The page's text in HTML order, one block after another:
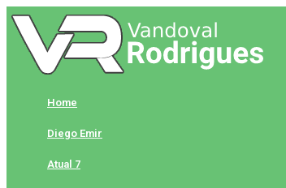
Skip
to
content
Home
Diego Emir
Atual 7